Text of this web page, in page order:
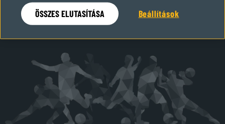
Hamarosan visszatérünk
ÖSSZES ELUTASÍTÁSA Beállítások